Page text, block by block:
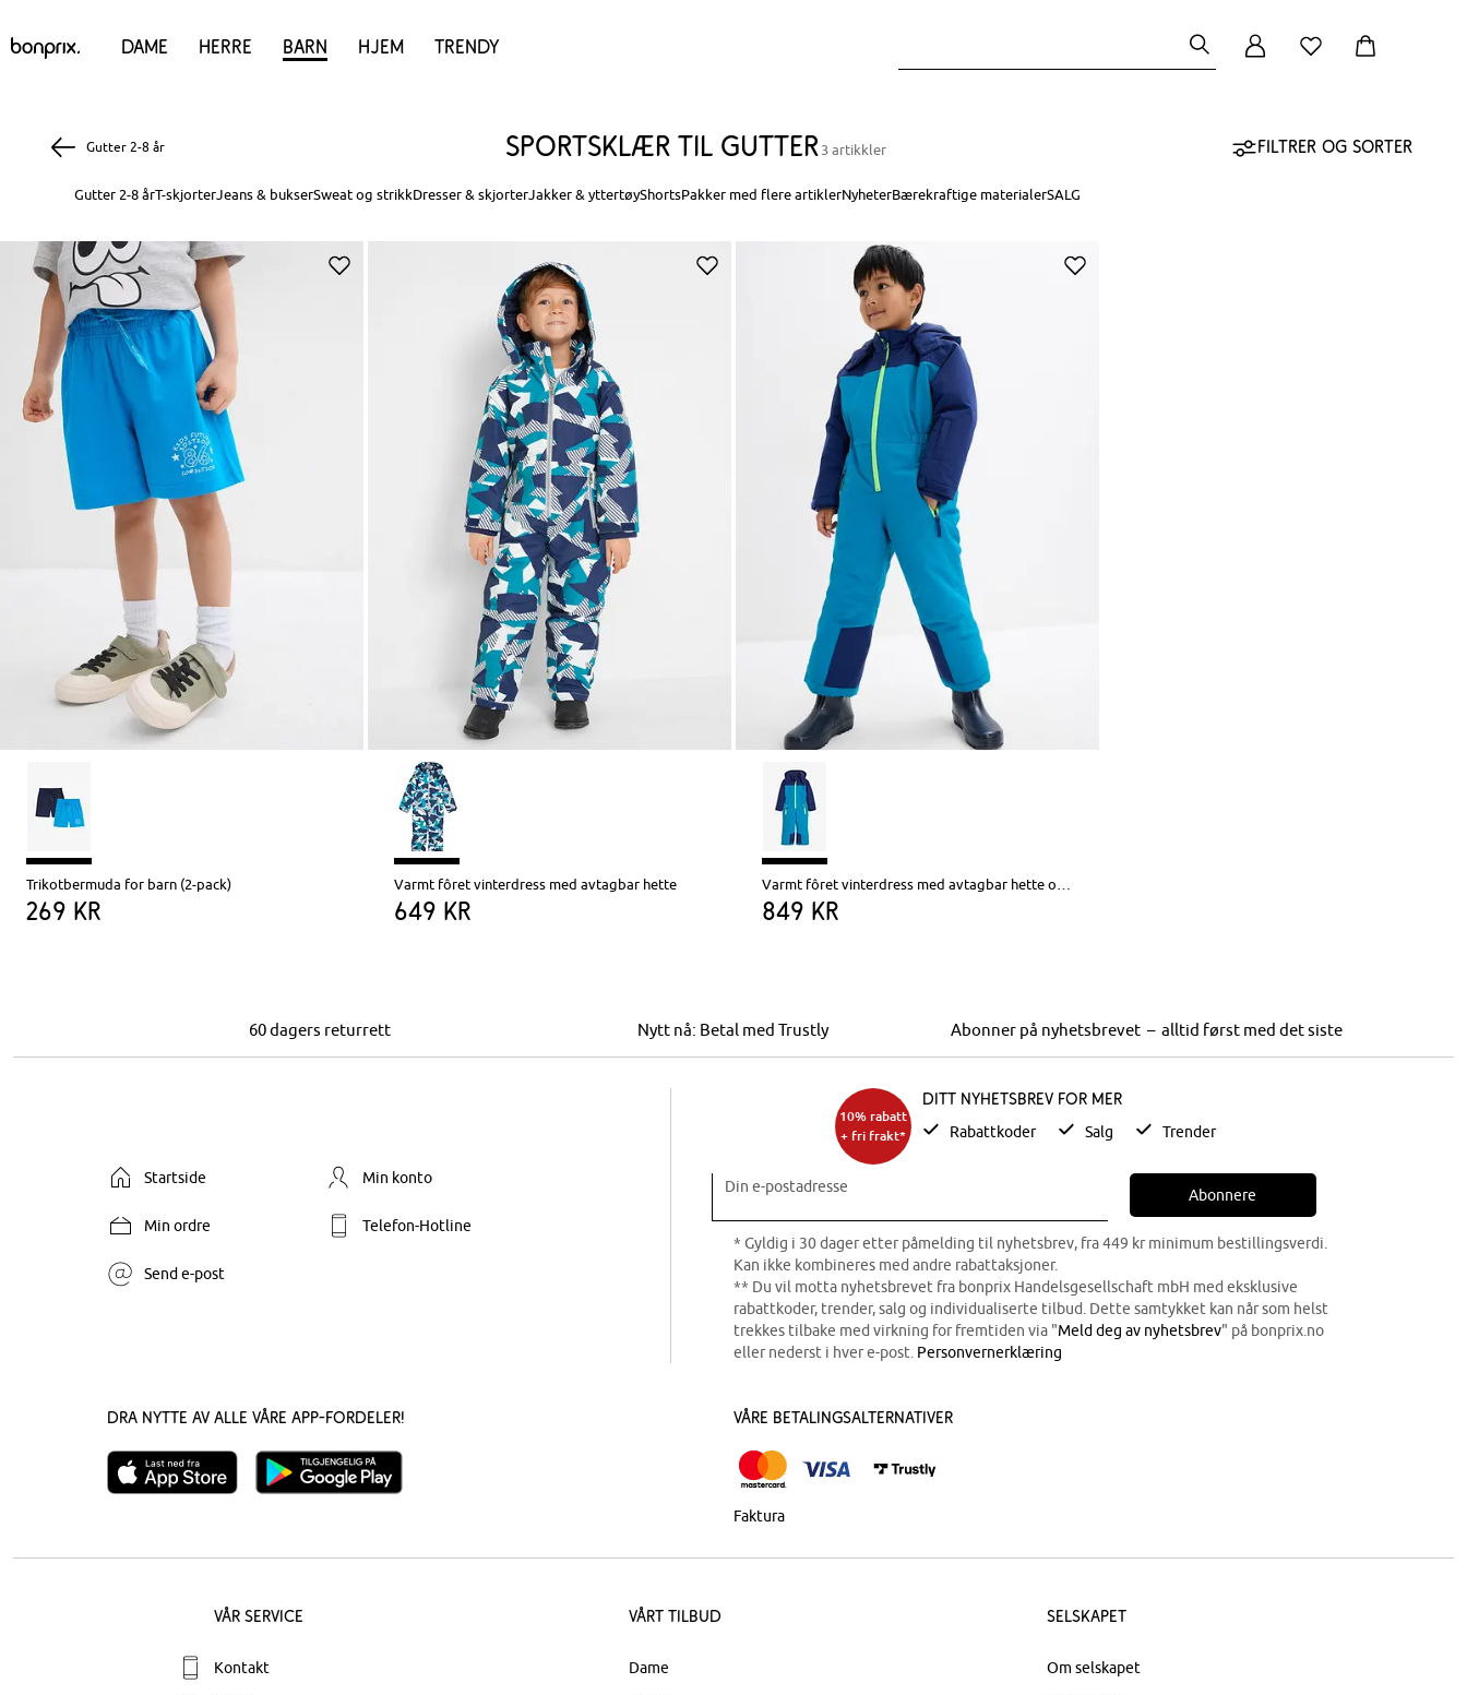
Dame Herre Barn Hjem Trendy
Gutter 2-8 år Sportsklær til gutter 3 artikkler Filtrer og sorter
Gutter 2-8 årT-skjorterJeans & bukserSweat og strikkDresser & skjorterJakker & yttertøyShortsPakker med flere artiklerNyheterBærekraftige materialerSALG
Trikotbermuda for barn (2-pack)
269 kr
Varmt fôret vinterdress med avtagbar hette
649 kr
Varmt fôret vinterdress med avtagbar hette og reflekser
849 kr
60 dagers returrett Nytt nå: Betal med Trustly Abonner på nyhetsbrevet – alltid først med det siste
Startside Min konto
Min ordre Telefon-Hotline
Send e-post
10% rabatt
+ fri frakt*
Ditt nyhetsbrev for mer
Rabattkoder Salg Trender
Din e-postadresse Abonnere
* Gyldig i 30 dager etter påmelding til nyhetsbrev, fra 449 kr minimum bestillingsverdi.
Kan ikke kombineres med andre rabattaksjoner.
** Du vil motta nyhetsbrevet fra bonprix Handelsgesellschaft mbH med eksklusive
rabattkoder, trender, salg og individualiserte tilbud. Dette samtykket kan når som helst
trekkes tilbake med virkning for fremtiden via "Meld deg av nyhetsbrev" på bonprix.no
eller nederst i hver e-post. Personvernerklæring
Dra nytte av alle våre app-fordeler! Våre betalingsalternativer
Faktura
Vår service
Kontakt
Vårt tilbud
Dame
Selskapet
Om selskapet